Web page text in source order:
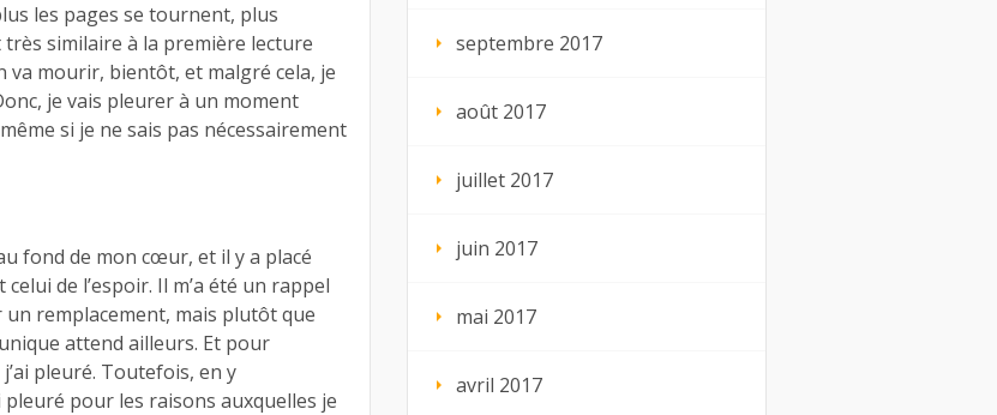
les pages se tournent, plus
très similaire à la première lecture
va mourir, bientôt, et malgré cela, je
je vais pleurer à un moment
si je ne sais pas nécessairement
fond de mon cœur, et il y a placé
de l’espoir. Il m’a été un rappel
un remplacement, mais plutôt que
attend ailleurs. Et pour
pleuré. Toutefois, en y
pleuré pour les raisons auxquelles je
septembre 2017
août 2017
juillet 2017
juin 2017
mai 2017
avril 2017